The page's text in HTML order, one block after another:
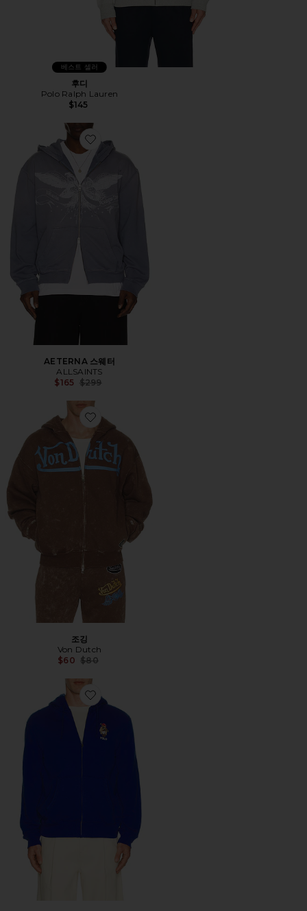
베스트 셀러
후디
Polo Ralph Lauren
$145
Favorite AETERNA 스웨터
AETERNA 스웨터
ALLSAINTS
$165 Previous price:
$299
Favorite 조깅
조깅
Von Dutch
$60 Previous price:
$80
Favorite 맨투맨셔츠